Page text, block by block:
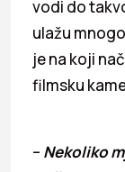
vodi do
ulažu
je na koji
filmsku
– Nekoliko